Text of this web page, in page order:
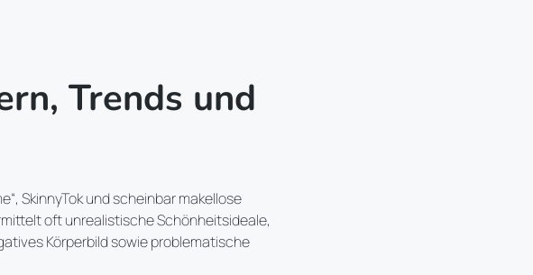
Trends und
SkinnyTok und scheinbar makellose
oft unrealistische Schönheitsideale,
Körperbild sowie problematische